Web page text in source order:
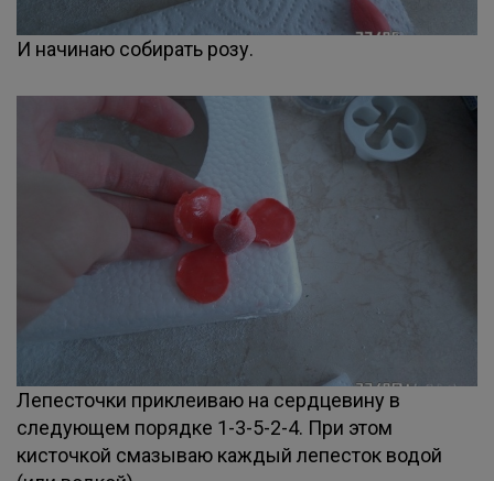
И начинаю собирать розу.
Лепесточки приклеиваю на сердцевину в
следующем порядке 1-3-5-2-4. При этом
кисточкой смазываю каждый лепесток водой